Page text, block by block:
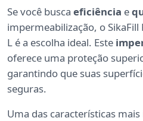
Se você busca eficiência e
impermeabilização, o
L é a escolha ideal. Este
oferece uma proteção
garantindo que suas
seguras.
Uma das características